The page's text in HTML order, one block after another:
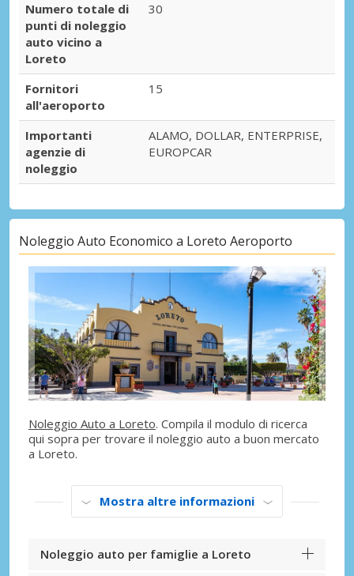
Numero totale di
punti di noleggio
auto vicino a
Loreto
30
Fornitori
all'aeroporto
15
Importanti
agenzie di
noleggio
ALAMO, DOLLAR, ENTERPRISE,
EUROPCAR
Noleggio Auto Economico a Loreto Aeroporto
Noleggio Auto a Loreto. Compila il modulo di ricerca
qui sopra per trovare il noleggio auto a buon mercato
a Loreto.
Mostra altre informazioni
Noleggio auto per famiglie a Loreto